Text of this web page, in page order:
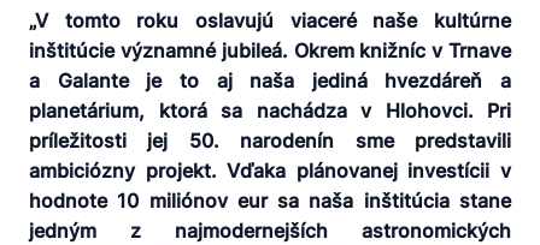
„V tomto roku oslavujú viaceré naše kultúrne
inštitúcie významné jubileá. Okrem knižníc v Trnave
a Galante je to aj naša jediná hvezdáreň a
planetárium, ktorá sa nachádza v Hlohovci. Pri
príležitosti jej 50. narodenín sme predstavili
ambiciózny projekt. Vďaka plánovanej investícii v
hodnote 10 miliónov eur sa naša inštitúcia stane
jedným z najmodernejších astronomických